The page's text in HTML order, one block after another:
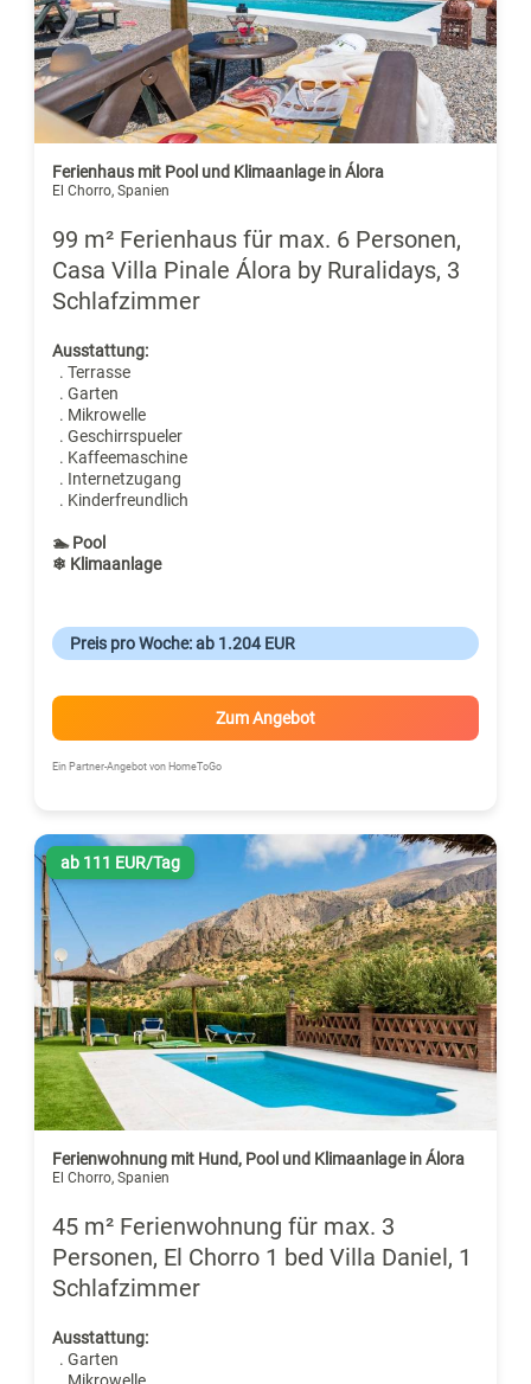
Ferienhaus mit Pool und Klimaanlage in Álora
El Chorro, Spanien
99 m² Ferienhaus für max. 6 Personen,
Casa Villa Pinale Álora by Ruralidays, 3
Schlafzimmer
Ausstattung:
. Terrasse
. Garten
. Mikrowelle
. Geschirrspueler
. Kaffeemaschine
. Internetzugang
. Kinderfreundlich
🏊 Pool
❄ Klimaanlage
Preis pro Woche: ab 1.204 EUR
Zum Angebot
Ein Partner-Angebot von HomeToGo
ab 111 EUR/Tag
Ferienwohnung mit Hund, Pool und Klimaanlage in Álora
El Chorro, Spanien
45 m² Ferienwohnung für max. 3
Personen, El Chorro 1 bed Villa Daniel, 1
Schlafzimmer
Ausstattung:
. Garten